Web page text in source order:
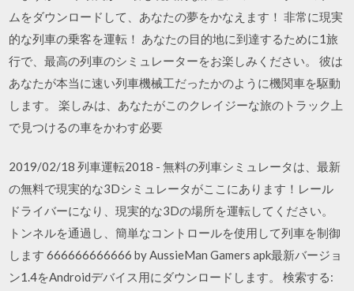
ムをダウンロードして、あなたの夢をかなえます！ ‎非常に現実
的な列車の乗客を運転！ あなたの目的地に到達するために1旅
行で、最高の列車のシミュレーターをお楽しみください。 彼は
あなたが本当に速い列車機械工だったかのように機関車を駆動
します。 楽しみは、あなたがこのクレイジーな旅のトラック上
で見つけるの車をかわす必要
2019/02/18 列車運転2018 - 無料の列車シミュレータは、最新
の無料で現実的な3Dシミュレータがここにあります！レール
ドライバーになり、現実的な3Dの場所を運転してください。
トンネルを通過し、簡単なコントロールを使用して列車を制御
します 666666666666 by AussieMan Gamers apk最新バージョ
ン1.4をAndroidデバイス用にダウンロードします。 検索する: